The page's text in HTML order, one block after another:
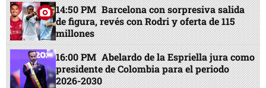
14:50 PM Barcelona con sorpresiva salida
de figura, revés con Rodri y oferta de 115
millones
16:00 PM Abelardo de la Espriella jura como
presidente de Colombia para el periodo
2026-2030